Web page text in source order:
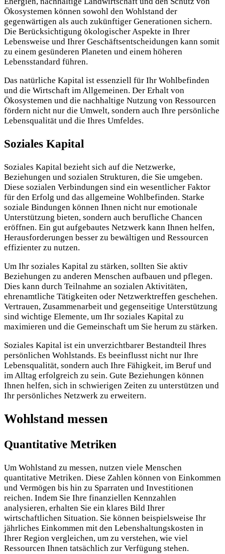
Ökosystemen können sowohl den Wohlstand der
gegenwärtigen als auch zukünftiger Generationen sichern.
Die Berücksichtigung ökologischer Aspekte in Ihrer
Lebensweise und Ihrer Geschäftsentscheidungen kann somit
zu einem gesünderen Planeten und einem höheren
Lebensstandard führen.
Das natürliche Kapital ist essenziell für Ihr Wohlbefinden
und die Wirtschaft im Allgemeinen. Der Erhalt von
Ökosystemen und die nachhaltige Nutzung von Ressourcen
fördern nicht nur die Umwelt, sondern auch Ihre persönliche
Lebensqualität und die Ihres Umfeldes.
Soziales Kapital
Soziales Kapital bezieht sich auf die Netzwerke,
Beziehungen und sozialen Strukturen, die Sie umgeben.
Diese sozialen Verbindungen sind ein wesentlicher Faktor
für den Erfolg und das allgemeine Wohlbefinden. Starke
soziale Bindungen können Ihnen nicht nur emotionale
Unterstützung bieten, sondern auch berufliche Chancen
eröffnen. Ein gut aufgebautes Netzwerk kann Ihnen helfen,
Herausforderungen besser zu bewältigen und Ressourcen
effizienter zu nutzen.
Um Ihr soziales Kapital zu stärken, sollten Sie aktiv
Beziehungen zu anderen Menschen aufbauen und pflegen.
Dies kann durch Teilnahme an sozialen Aktivitäten,
ehrenamtliche Tätigkeiten oder Netzwerktreffen geschehen.
Vertrauen, Zusammenarbeit und gegenseitige Unterstützung
sind wichtige Elemente, um Ihr soziales Kapital zu
maximieren und die Gemeinschaft um Sie herum zu stärken.
Soziales Kapital ist ein unverzichtbarer Bestandteil Ihres
persönlichen Wohlstands. Es beeinflusst nicht nur Ihre
Lebensqualität, sondern auch Ihre Fähigkeit, im Beruf und
im Alltag erfolgreich zu sein. Gute Beziehungen können
Ihnen helfen, sich in schwierigen Zeiten zu unterstützen und
Ihr persönliches Netzwerk zu erweitern.
Wohlstand messen
Quantitative Metriken
Um Wohlstand zu messen, nutzen viele Menschen
quantitative Metriken. Diese Zahlen können von Einkommen
und Vermögen bis hin zu Sparraten und Investitionen
reichen. Indem Sie Ihre finanziellen Kennzahlen
analysieren, erhalten Sie ein klares Bild Ihrer
wirtschaftlichen Situation. Sie können beispielsweise Ihr
jährliches Einkommen mit den Lebenshaltungskosten in
Ihrer Region vergleichen, um zu verstehen, wie viel
Ressourcen Ihnen tatsächlich zur Verfügung stehen.